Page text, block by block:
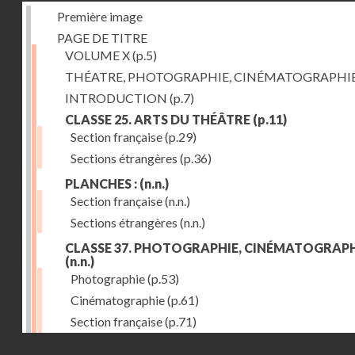
Première image
PAGE DE TITRE
VOLUME X(p.5)
THÉATRE, PHOTOGRAPHIE,
INTRODUCTION (p.7)
CLASSE 25. ARTS DU THÉÂTRE (p.11)
Section française(p.29)
Sections étrangères (p.36)
PLANCHES : (n.n.)
Section française(n.n.)
Sections étrangères (n.n.)
CLASSE 37. PHOTOGRAPHIE,
(n.n.)
Photographie(p.53)
Cinématographie(p.61)
Section française(p.71)